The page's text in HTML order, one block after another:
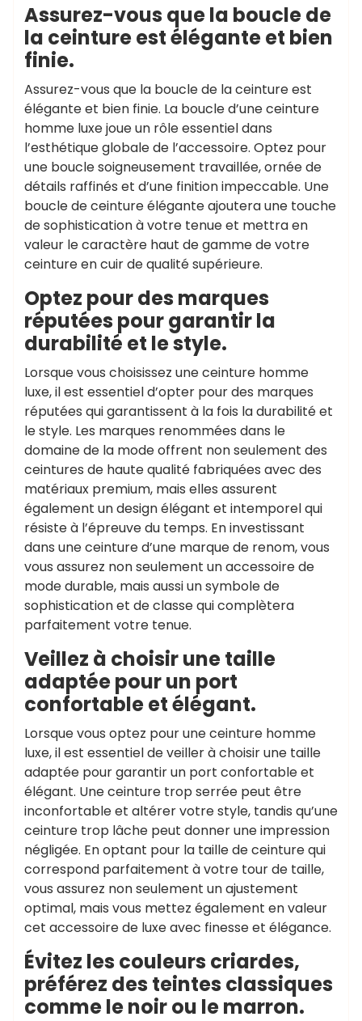
Assurez-vous que la boucle de
la ceinture est élégante et bien
finie.
Assurez-vous que la boucle de la ceinture est
élégante et bien finie. La boucle d’une ceinture
homme luxe joue un rôle essentiel dans
l’esthétique globale de l’accessoire. Optez pour
une boucle soigneusement travaillée, ornée de
détails raffinés et d’une finition impeccable. Une
boucle de ceinture élégante ajoutera une touche
de sophistication à votre tenue et mettra en
valeur le caractère haut de gamme de votre
ceinture en cuir de qualité supérieure.
Optez pour des marques
réputées pour garantir la
durabilité et le style.
Lorsque vous choisissez une ceinture homme
luxe, il est essentiel d’opter pour des marques
réputées qui garantissent à la fois la durabilité et
le style. Les marques renommées dans le
domaine de la mode offrent non seulement des
ceintures de haute qualité fabriquées avec des
matériaux premium, mais elles assurent
également un design élégant et intemporel qui
résiste à l’épreuve du temps. En investissant
dans une ceinture d’une marque de renom, vous
vous assurez non seulement un accessoire de
mode durable, mais aussi un symbole de
sophistication et de classe qui complètera
parfaitement votre tenue.
Veillez à choisir une taille
adaptée pour un port
confortable et élégant.
Lorsque vous optez pour une ceinture homme
luxe, il est essentiel de veiller à choisir une taille
adaptée pour garantir un port confortable et
élégant. Une ceinture trop serrée peut être
inconfortable et altérer votre style, tandis qu’une
ceinture trop lâche peut donner une impression
négligée. En optant pour la taille de ceinture qui
correspond parfaitement à votre tour de taille,
vous assurez non seulement un ajustement
optimal, mais vous mettez également en valeur
cet accessoire de luxe avec finesse et élégance.
Évitez les couleurs criardes,
préférez des teintes classiques
comme le noir ou le marron.